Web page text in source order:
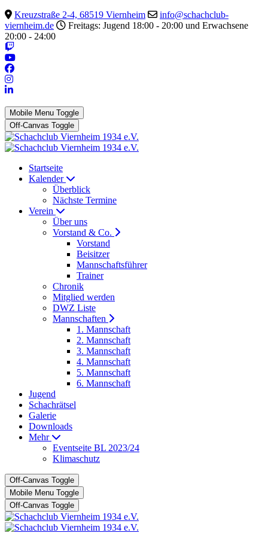
Kreuzstraße 2-4, 68519 Viernheim
info@schachclub-
viernheim.de
Freitags: Jugend 18:00 - 20:00 und Erwachsene
20:00 - 24:00
Mobile Menu Toggle
Off-Canvas Toggle
Startseite
Kalender
Überblick
Nächste Termine
Verein
Über uns
Vorstand & Co.
Vorstand
Beisitzer
Mannschaftsführer
Trainer
Chronik
Mitglied werden
DWZ Liste
Mannschaften
1. Mannschaft
2. Mannschaft
3. Mannschaft
4. Mannschaft
5. Mannschaft
6. Mannschaft
Jugend
Schachrätsel
Galerie
Downloads
Mehr
Eventseite BL 2023/24
Klimaschutz
Off-Canvas Toggle
Mobile Menu Toggle
Off-Canvas Toggle